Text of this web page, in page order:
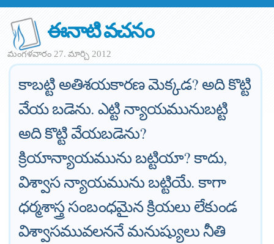
ఈనాటి వచనం
మంగళవారం 27. మార్చి 2012
కాబట్టి అతిశయకారణ మెక్కడ? అది కొట్టి
వేయ బడెను. ఎట్టి న్యాయమునుబట్టి
అది కొట్టి వేయబడెను?
క్రియాన్యాయమును బట్టియా? కాదు,
విశ్వాస న్యాయమును బట్టియే. కాగా
ధర్మశాస్త్ర సంబంధమైన క్రియలు లేకుండ
విశ్వాసమువలననే మనుష్యులు నీతి